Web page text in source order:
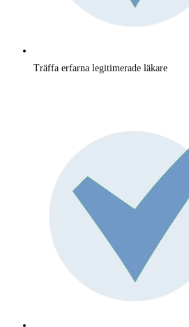
Träffa erfarna legitimerade läkare